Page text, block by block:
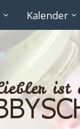
Kalender